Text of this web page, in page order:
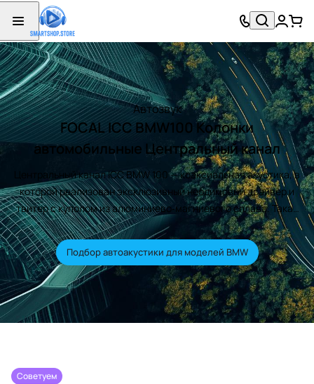
Автозвук
FOCAL ICC BMW100 Колонки
автомобильные Центральный канал
Центральный канал ICC BMW 100 — коаксиальная акустика, в
которой реализован эксклюзивный неодимовый драйвер и
твитер с куполом из алюминиево‑магниевого сплава. Такая
конструкция рассчитана на работу с высокой мощностью и
обеспечивает идеальное воспроизведение высоких частот.
ICC BMW 100 не только дарит естественный и
высококачественный звук в автомобиле, но и отличается
быстрой и удобной установкой.
Подбор автоакустики для моделей BMW
Советуем